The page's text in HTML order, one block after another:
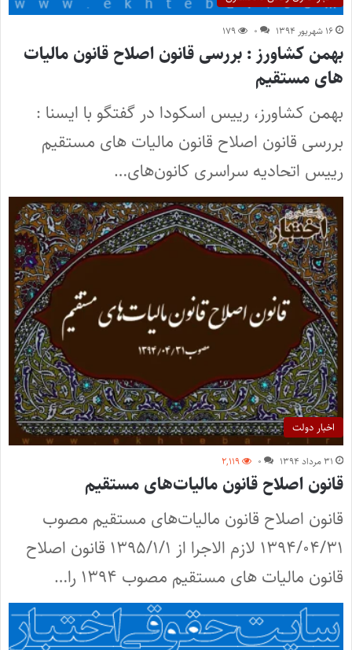
۱۶ شهریور ۱۳۹۴ ۰ ۱۷۹
بهمن کشاورز : بررسی قانون اصلاح قانون مالیات
های مستقیم
بهمن کشاورز، رییس اسکودا در گفتگو با ایسنا :
بررسی قانون اصلاح قانون مالیات های مستقیم
رییس اتحادیه سراسری کانون‌های…
اخبار دولت
۳۱ مرداد ۱۳۹۴ ۰ ۲,۱۱۹
قانون اصلاح قانون مالیات‌های مستقیم
قانون اصلاح قانون مالیات‌های مستقیم مصوب
۱۳۹۴/۰۴/۳۱ لازم الاجرا از ۱۳۹۵/۱/۱ قانون اصلاح
قانون مالیات های مستقیم مصوب ۱۳۹۴ را…